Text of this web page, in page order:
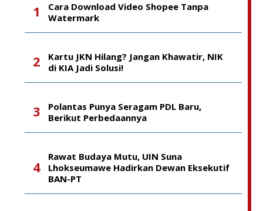
Cara Download Video Shopee Tanpa
Watermark
Kartu JKN Hilang? Jangan Khawatir, NIK
di KIA Jadi Solusi!
Polantas Punya Seragam PDL Baru,
Berikut Perbedaannya
Rawat Budaya Mutu, UIN Suna
Lhokseumawe Hadirkan Dewan Eksekutif
BAN-PT